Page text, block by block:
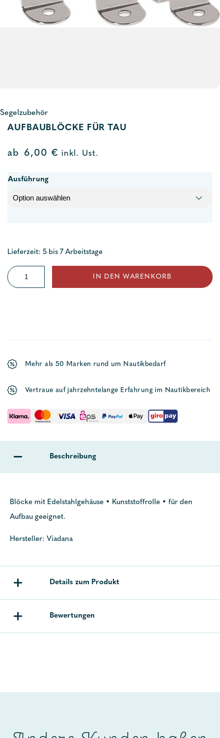
Segelzubehör
AUFBAUBLÖCKE FÜR TAU
ab 6,00 € inkl. Ust.
Ausführung
Lieferzeit: 5 bis 7 Arbeitstage
Aufbaublöcke
für
IN DEN WARENKORB
Mehr als 50 Marken rund um Nautikbedarf
Vertraue auf jahrzehntelange Erfahrung im Nautikbereich
Beschreibung
Blöcke mit Edelstahlgehäuse • Kunststoffrolle • für den
Aufbau geeignet.
Hersteller: Viadana
Details zum Produkt
Bewertungen